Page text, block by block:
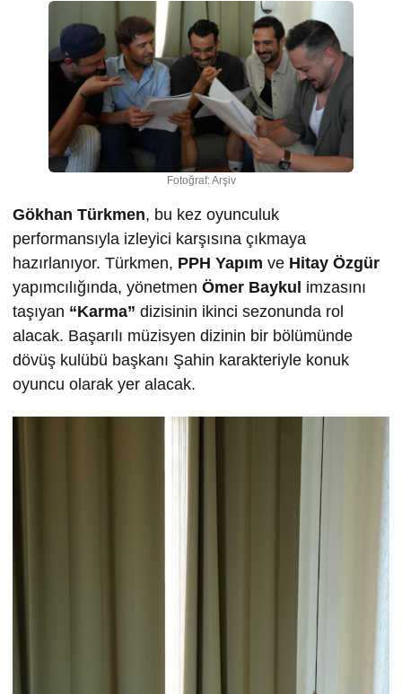
Fotoğraf: Arşiv
Gökhan Türkmen, bu kez oyunculuk
performansıyla izleyici karşısına çıkmaya
hazırlanıyor. Türkmen, PPH Yapım ve Hitay Özgür
yapımcılığında, yönetmen Ömer Baykul imzasını
taşıyan “Karma” dizisinin ikinci sezonunda rol
alacak. Başarılı müzisyen dizinin bir bölümünde
dövüş kulübü başkanı Şahin karakteriyle konuk
oyuncu olarak yer alacak.